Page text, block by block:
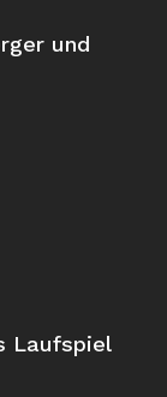
und
Laufspiel